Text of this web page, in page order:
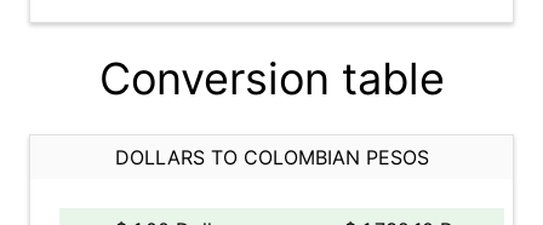
Conversion table
DOLLARS TO COLOMBIAN PESOS